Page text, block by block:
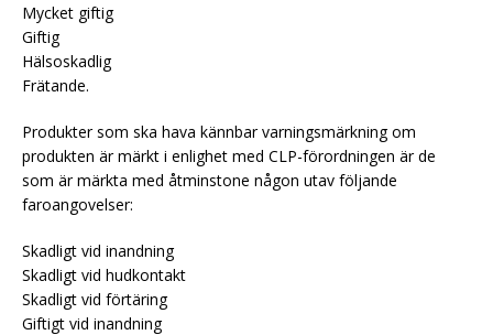
Mycket giftig
Giftig
Hälsoskadlig
Frätande.
Produkter som ska hava kännbar varningsmärkning om
produkten är märkt i enlighet med CLP-förordningen är de
som är märkta med åtminstone någon utav följande
faroangovelser:
Skadligt vid inandning
Skadligt vid hudkontakt
Skadligt vid förtäring
Giftigt vid inandning